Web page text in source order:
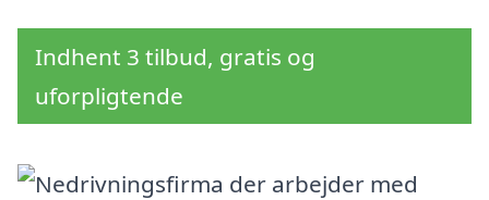
Indhent 3 tilbud, gratis og
uforpligtende